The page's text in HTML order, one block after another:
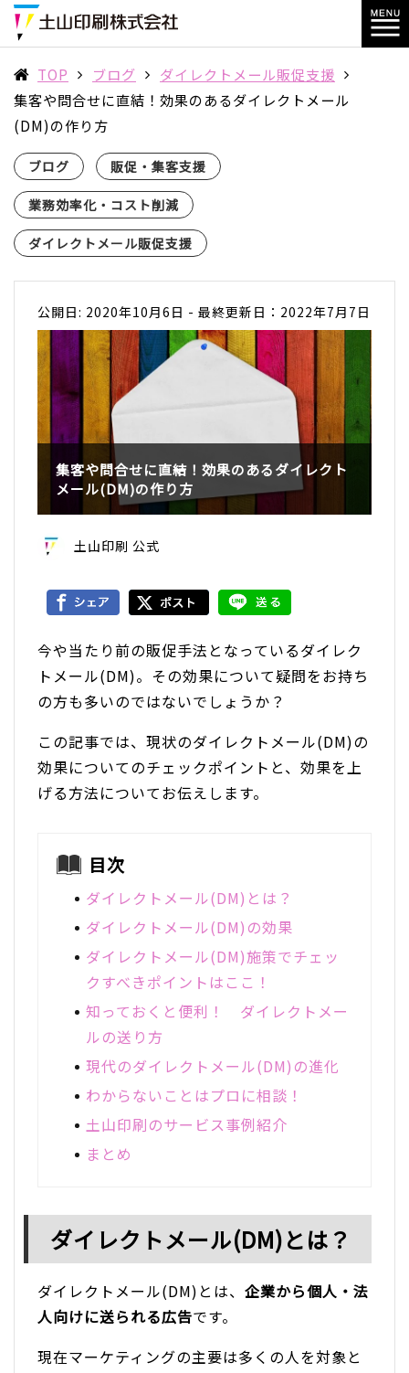
TOP ブログ
ダイレクトメール販促支援
集客や問合せに直結！効果のあるダイレクトメール
(DM)の作り方
ブログ 販促・集客支援
業務効率化・コスト削減
ダイレクトメール販促支援
公開日: 2020年10月6日 - 最終更新日：2022年7月7日
集客や問合せに直結！効果のあるダイレクト
メール(DM)の作り方
土山印刷 公式
今や当たり前の販促手法となっているダイレク
トメール(DM)。その効果について疑問をお持ち
の方も多いのではないでしょうか？
この記事では、現状のダイレクトメール(DM)の
効果についてのチェックポイントと、効果を上
げる方法についてお伝えします。
目次
ダイレクトメール(DM)とは？
ダイレクトメール(DM)の効果
ダイレクトメール(DM)施策でチェッ
クすべきポイントはここ！
知っておくと便利！ ダイレクトメー
ルの送り方
現代のダイレクトメール(DM)の進化
わからないことはプロに相談！
土山印刷のサービス事例紹介
まとめ
ダイレクトメール(DM)とは？
ダイレクトメール(DM)とは、 企業から個人・法
人向けに送られる広告です。
現在マーケティングの主要は多くの人を対象と